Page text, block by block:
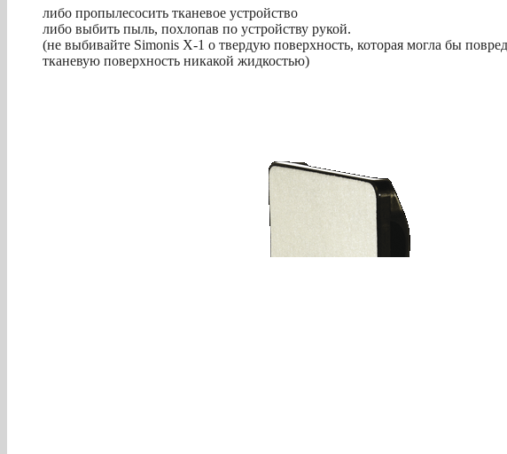
либо пропылесосить тканевое устройство
либо выбить пыль, похлопав по устройству рукой.
(не выбивайте Simonis X-1 о твердую поверхность, которая могла бы
тканевую поверхность никакой жидкостью)